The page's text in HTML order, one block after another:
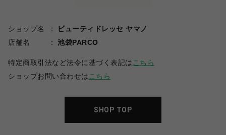
ショップ名
ビューティドレッセ ヤマノ
店舗名
池袋PARCO
特定商取引法など法令に基づく表記は こちら
ショップお問い合わせは こちら
SHOP TOP